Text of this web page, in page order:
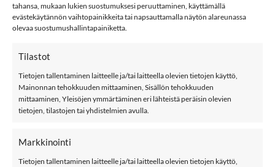
tahansa, mukaan lukien suostumuksesi peruuttaminen, käyttämällä
evästekäytännön vaihtopainikkeita tai napsauttamalla näytön alareunassa
olevaa suostumushallintapainiketta.
Tilastot
Tietojen tallentaminen laitteelle ja/tai laitteella olevien tietojen käyttö,
Mainonnan tehokkuuden mittaaminen, Sisällön tehokkuuden
mittaaminen, Yleisöjen ymmärtäminen eri lähteistä peräisin olevien
tietojen, tilastojen tai yhdistelmien avulla.
Markkinointi
Tietojen tallentaminen laitteelle ja/tai laitteella olevien tietojen käyttö,
Tuotetunnus (SKU):668799980691
Osastot:
,
KUVAUS